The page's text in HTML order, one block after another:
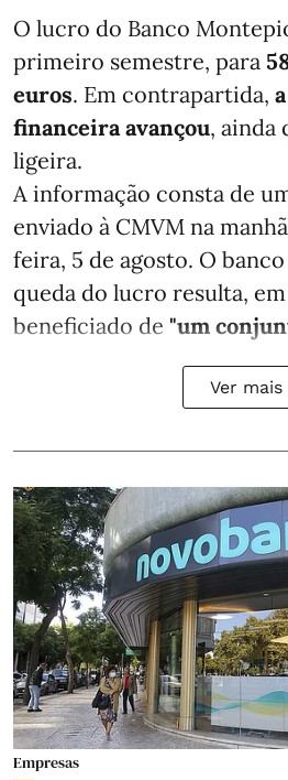
O lucro do Banco
primeiro semestre, para
euros. Em contrapartida,
financeira avançou, ainda
ligeira.
A informação consta de
enviado à CMVM na
feira, 5 de agosto. O
queda do lucro resulta,
beneficiado de "um
Ver mais
Empresas